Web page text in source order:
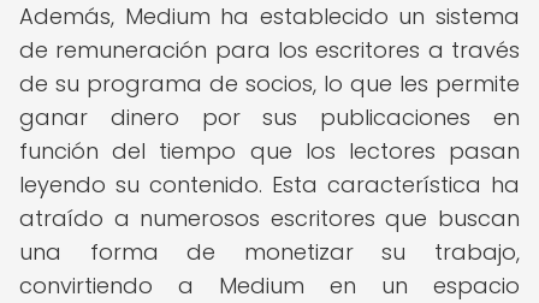
Además, Medium ha establecido un sistema
de remuneración para los escritores a través
de su programa de socios, lo que les permite
ganar dinero por sus publicaciones en
función del tiempo que los lectores pasan
leyendo su contenido. Esta característica ha
atraído a numerosos escritores que buscan
una forma de monetizar su trabajo,
convirtiendo a Medium en un espacio